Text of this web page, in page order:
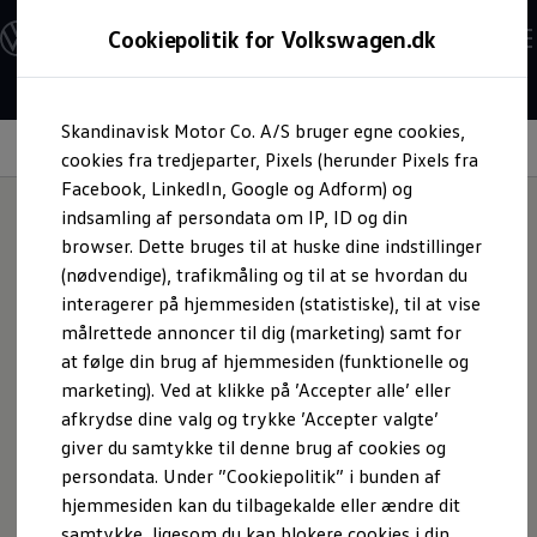
Cookiepolitik for Volkswagen.dk
Skandinavisk Motor Co. A/S bruger egne cookies,
cookies fra tredjeparter, Pixels (herunder Pixels fra
Facebook, LinkedIn, Google og Adform) og
indsamling af persondata om IP, ID og din
browser. Dette bruges til at huske dine indstillinger
(nødvendige), trafikmåling og til at se hvordan du
interagerer på hjemmesiden (statistiske), til at vise
målrettede annoncer til dig (marketing) samt for
at følge din brug af hjemmesiden (funktionelle og
marketing). Ved at klikke på ’Accepter alle’ eller
afkrydse dine valg og trykke ’Accepter valgte’
giver du samtykke til denne brug af cookies og
persondata. Under ”Cookiepolitik” i bunden af
hjemmesiden kan du tilbagekalde eller ændre dit
hovedindhold
footer
Modeller og konfigurator
Byg din Volkswagen
Alle modeller
Kend din Volkswagen
Erhvervsbiler
Værktøjskassen
ConnectedFleet
Service
California on Tour app
Elektriske biler
Elbiler
ID. Polo
ID. Cross
ID.3 Neo
ID.4
ID.5
ID.7
ID.7 Tourer
ID. Buzz
Konceptbiler
ID. EVERY1
ID. 2all & ID. GTI
Taleassistent
Sig ”Hej!” til din ID.